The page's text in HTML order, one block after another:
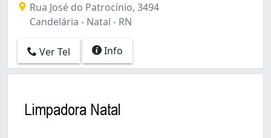
Rua José do Patrocínio, 3494
Candelária - Natal - RN
Ver Tel Info